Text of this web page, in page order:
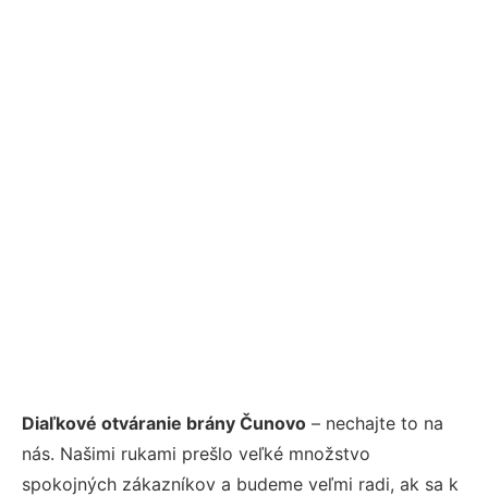
Diaľkové otváranie brány Čunovo – nechajte to na
nás. Našimi rukami prešlo veľké množstvo
spokojných zákazníkov a budeme veľmi radi, ak sa k